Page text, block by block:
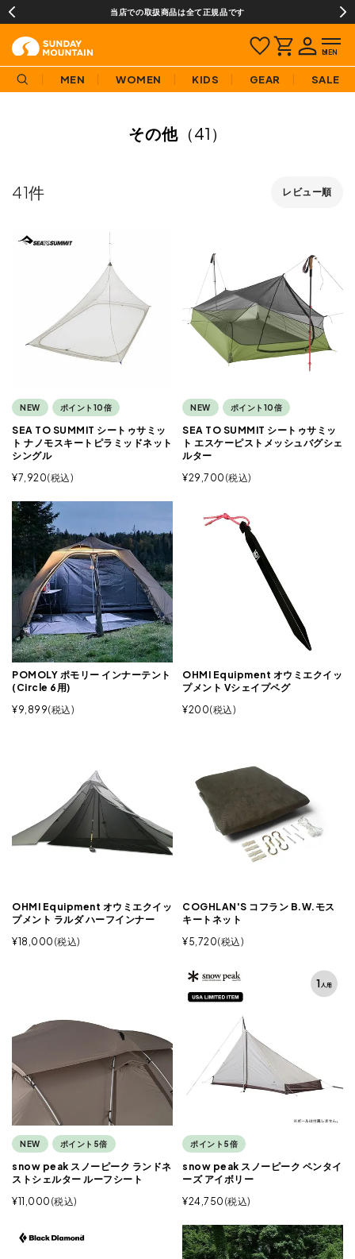
当店での取扱商品は全て正規品です
MEN WOMEN KIDS GEAR SALE
その他 （41）
レビュー順
41
NEW ポイント10倍
SEA TO SUMMIT シートゥサミッ
ト ナノモスキートピラミッドネット
シングル
¥7,920 税込
NEW ポイント10倍
SEA TO SUMMIT シートゥサミッ
ト エスケーピストメッシュバグシェ
ルター
¥29,700 税込
POMOLY ポモリー インナーテント
(Circle 6用)
¥9,899 税込
OHMI Equipment オウミエクイッ
プメント Vシェイプペグ
¥200 税込
OHMI Equipment オウミエクイッ
プメント ラルダ ハーフインナー
¥18,000 税込
COGHLAN'S コフラン B.W.モス
キートネット
¥5,720 税込
NEW ポイント5倍
snow peak スノーピーク ランドネ
ストシェルター ルーフシート
¥11,000 税込
ポイント5倍
snow peak スノーピーク ペンタイ
ーズ アイボリー
¥24,750 税込